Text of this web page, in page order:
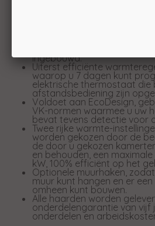
Optionele ledverlichting –
en uw schouw inlopen of in
ingebouwd.
Uiterst efficiënte
waarop u 7 dagen kunt
elektrische thermostaat die
afstandsbediening zijn
Voldoet aan EcoDesign,
VK-normen waarmee u uw
bevat tevens detectie voor
Twee rijke warmte-
worden gekozen door de
de door u gekozen
en behouden, een
kW, 100% efficiënt op het
Optionele muurhaken,
muur kunt hangen en er
omheen kunt bouwen.
Alle haarden worden
onderdelengarantie van
onderdelen en